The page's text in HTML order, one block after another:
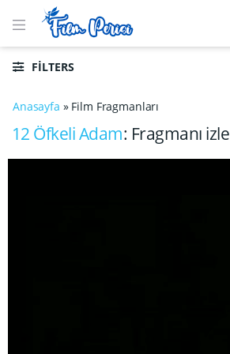
FILTERS
Anasayfa » Film Fragmanları
12 Öfkeli Adam: Fragmanı izle